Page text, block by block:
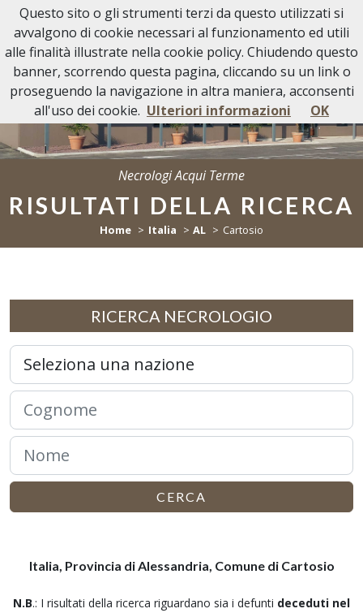
Necrologi Acqui Terme
Necrologi Acqui Terme
RISULTATI DELLA RICERCA
Home Italia AL Cartosio
RICERCA NECROLOGIO
CERCA
Italia, Provincia di Alessandria, Comune di Cartosio
N.B.: I risultati della ricerca riguardano sia i defunti deceduti nel
Questo sito o gli strumenti terzi da questo utilizzati si
avvalgono di cookie necessari al funzionamento ed utili
alle finalità illustrate nella cookie policy. Chiudendo questo
banner, scorrendo questa pagina, cliccando su un link o
proseguendo la navigazione in altra maniera, acconsenti
all'uso dei cookie. Ulteriori informazioni OK